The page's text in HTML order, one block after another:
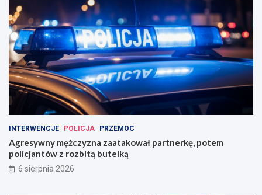
INTERWENCJE POLICJA PRZEMOC
Agresywny mężczyzna zaatakował partnerkę, potem
policjantów z rozbitą butelką
6 sierpnia 2026